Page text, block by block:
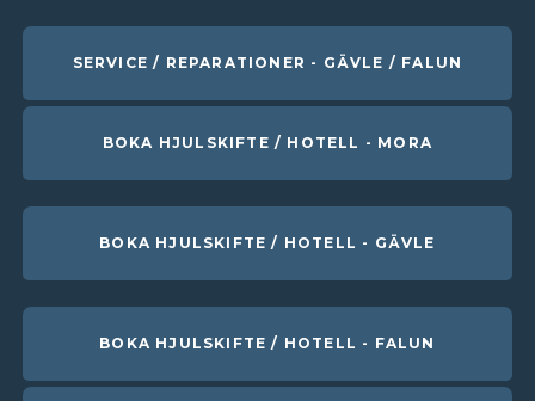
SERVICE / REPARATIONER - GÄVLE / FALUN
BOKA HJULSKIFTE / HOTELL - MORA
BOKA HJULSKIFTE / HOTELL - GÄVLE
BOKA HJULSKIFTE / HOTELL - FALUN